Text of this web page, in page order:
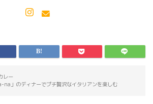
レー
na」のディナーでプチ贅沢なイタリアンを楽しむ